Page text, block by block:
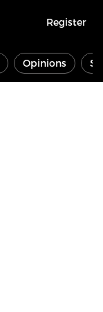
Register
Opinions